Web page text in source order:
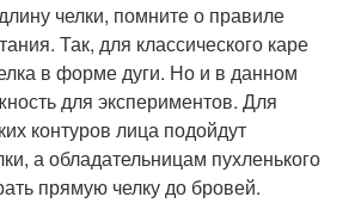
челки, помните о правиле
Так, для классического каре
в форме дуги. Но и в данном
для экспериментов. Для
контуров лица подойдут
а обладательницам пухленького
прямую челку до бровей.